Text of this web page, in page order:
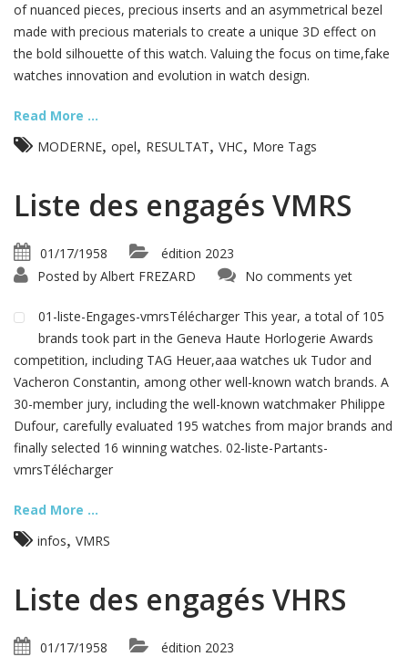
of nuanced pieces, precious inserts and an asymmetrical bezel
made with precious materials to create a unique 3D effect on
the bold silhouette of this watch. Valuing the focus on time,fake
watches innovation and evolution in watch design.
Read More ...
MODERNE, opel, RESULTAT, VHC, More Tags
Liste des engagés VMRS
01/17/1958
édition 2023
Posted by Albert FREZARD No comments yet
01-liste-Engages-vmrsTélécharger This year, a total of 105
brands took part in the Geneva Haute Horlogerie Awards
competition, including TAG Heuer,aaa watches uk Tudor and
Vacheron Constantin, among other well-known watch brands. A
30-member jury, including the well-known watchmaker Philippe
Dufour, carefully evaluated 195 watches from major brands and
finally selected 16 winning watches. 02-liste-Partants-
vmrsTélécharger
Read More ...
infos, VMRS
Liste des engagés VHRS
01/17/1958
édition 2023